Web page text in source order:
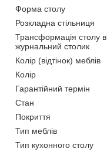
Форма столу
Розкладна стільниця
Трансформація столу в
журнальний столик
Колір (відтінок) меблів
Колір
Гарантійний термін
Стан
Покриття
Тип меблів
Тип кухонного столу